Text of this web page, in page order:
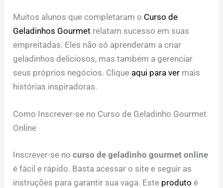
Muitos alunos que completaram o Curso de
Geladinhos Gourmet relatam sucesso em suas
empreitadas. Eles não só aprenderam a criar
geladinhos deliciosos, mas também a gerenciar
seus próprios negócios. Clique aqui para ver mais
histórias inspiradoras.
Como Inscrever-se no Curso de Geladinho Gourmet
Online
Inscrever-se nocurso de geladinho gourmet online
é fácil e rápido. Basta acessar o site e seguir as
instruções para garantir sua vaga. Este produto é